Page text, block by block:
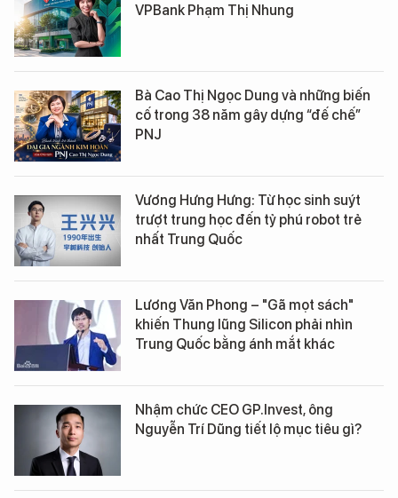
VPBank Phạm Thị Nhung
Bà Cao Thị Ngọc Dung và những biến
cố trong 38 năm gây dựng “đế chế”
PNJ
Vương Hưng Hưng: Từ học sinh suýt
trượt trung học đến tỷ phú robot trẻ
nhất Trung Quốc
Lương Văn Phong – "Gã mọt sách"
khiến Thung lũng Silicon phải nhìn
Trung Quốc bằng ánh mắt khác
Nhậm chức CEO GP.Invest, ông
Nguyễn Trí Dũng tiết lộ mục tiêu gì?